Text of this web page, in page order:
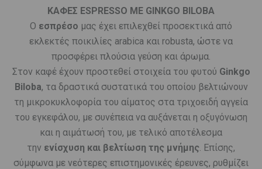
ΚΑΦΕΣ ESPRESSO ΜΕ GINKGO BILOBA
Ο εσπρέσο μας έχει επιλεχθεί προσεκτικά από
εκλεκτές ποικιλίες arabica και robusta, ώστε να
προσφέρει πλούσια γεύση και άρωμα.
Στον καφέ έχουν προστεθεί στοιχεία του φυτού Ginkgo
Biloba, τα δραστικά συστατικά του οποίου βελτιώνουν
τη μικροκυκλοφορία του αίματος στα τριχοειδή αγγεία
του εγκεφάλου, με συνέπεια να αυξάνεται η οξυγόνωση
και η αιμάτωσή του, με τελικό αποτέλεσμα
την ενίσχυση και βελτίωση της μνήμης . Επίσης,
σύμφωνα με νεότερες επιστημονικές έρευνες, ρυθμίζει